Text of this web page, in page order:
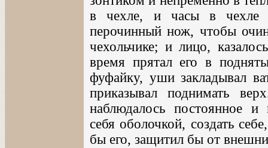
в чехле, и часы в чехле
перочинный нож, чтобы
чехольчике; и лицо,
время прятал его в
фуфайку, уши закладывал
приказывал поднимать
наблюдалось постоянное и
себя оболочкой, создать
бы его, защитил бы от